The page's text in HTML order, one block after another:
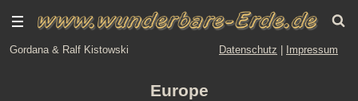
Gordana & Ralf Kistowski Datenschutz Impressum
Europe